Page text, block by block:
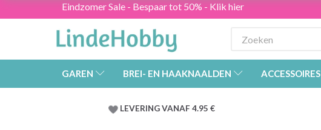
Eindzomer Sale - Bespaar tot 50% - Klik hier
GAREN BREI- EN HAAKNAALDEN ACCESSOIRES
LEVERING VANAF 4.95 €